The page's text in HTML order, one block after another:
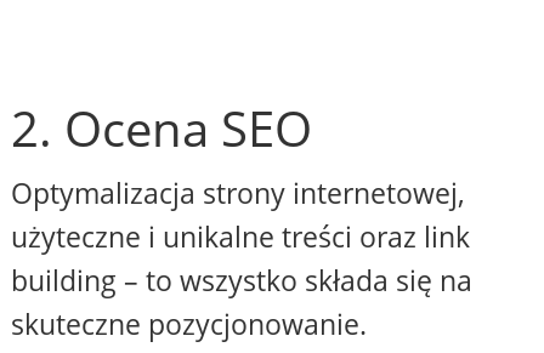
2. Ocena SEO
Optymalizacja strony internetowej,
użyteczne i unikalne treści oraz link
building – to wszystko składa się na
skuteczne pozycjonowanie.